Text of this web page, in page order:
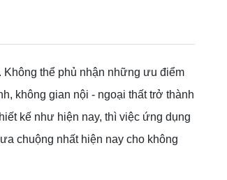
thể phủ nhận những ưu điểm
không gian nội - ngoại thất trở thành
kế như hiện nay, thì việc ứng dụng
chuộng nhất hiện nay cho không